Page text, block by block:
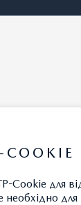
Cookie для
для